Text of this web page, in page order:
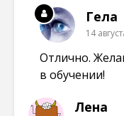
Гела
14
Отлично.
в обучении!
Лена